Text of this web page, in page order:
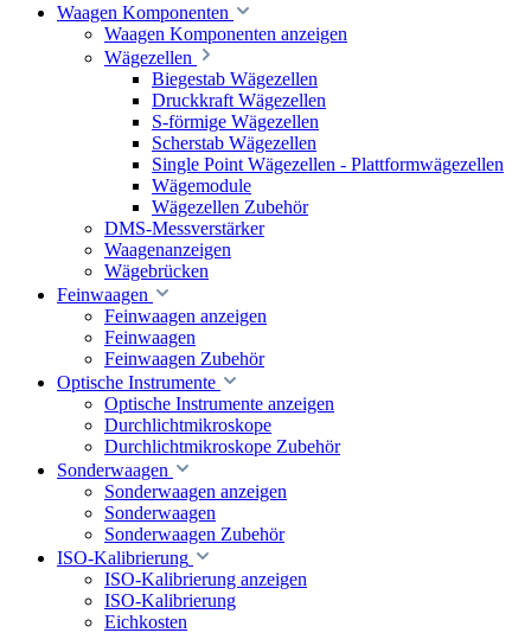
Waagen Komponenten
Waagen Komponenten anzeigen
Wägezellen
Biegestab Wägezellen
Druckkraft Wägezellen
S-förmige Wägezellen
Scherstab Wägezellen
Single Point Wägezellen - Plattformwägezellen
Wägemodule
Wägezellen Zubehör
DMS-Messverstärker
Waagenanzeigen
Wägebrücken
Feinwaagen
Feinwaagen anzeigen
Feinwaagen
Feinwaagen Zubehör
Optische Instrumente
Optische Instrumente anzeigen
Durchlichtmikroskope
Durchlichtmikroskope Zubehör
Sonderwaagen
Sonderwaagen anzeigen
Sonderwaagen
Sonderwaagen Zubehör
ISO-Kalibrierung
ISO-Kalibrierung anzeigen
ISO-Kalibrierung
Eichkosten